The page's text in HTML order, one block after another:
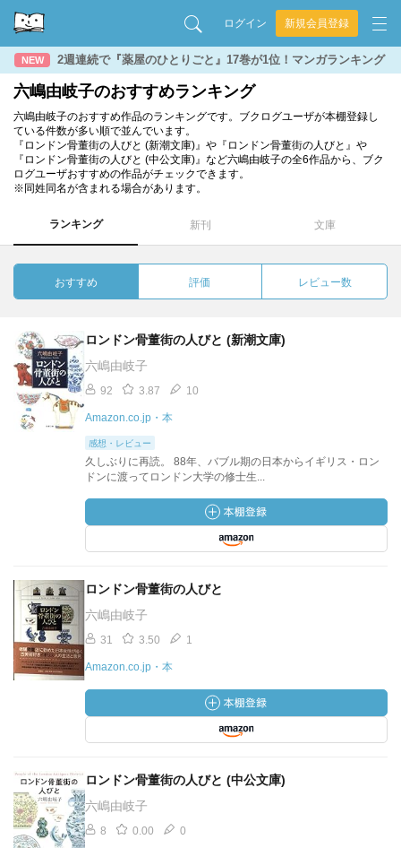
ログイン 新規会員登録
NEW 2週連続で『薬屋のひとりごと』17巻が1位！マンガランキング
六嶋由岐子のおすすめランキング
六嶋由岐子のおすすめ作品のランキングです。ブクログユーザが本棚登録し
ている件数が多い順で並んでいます。
『ロンドン骨董街の人びと (新潮文庫)』や『ロンドン骨董街の人びと』や
『ロンドン骨董街の人びと (中公文庫)』など六嶋由岐子の全6作品から、ブク
ログユーザおすすめの作品がチェックできます。
※同姓同名が含まれる場合があります。
ランキング 新刊 文庫
おすすめ 評価 レビュー数
ロンドン骨董街の人びと (新潮文庫)
六嶋由岐子
92 3.87 10
Amazon.co.jp・本
感想・レビュー
久しぶりに再読。 88年、バブル期の日本からイギリス・ロン
ドンに渡ってロンドン大学の修士生...
ロンドン骨董街の人びと
六嶋由岐子
31 3.50 1
Amazon.co.jp・本
ロンドン骨董街の人びと (中公文庫)
六嶋由岐子
8 0.00 0